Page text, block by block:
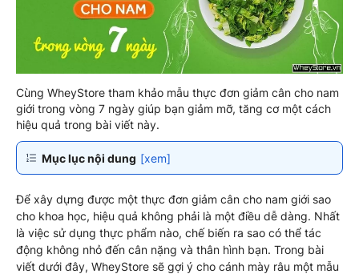
Cùng WheyStore tham khảo mẫu thực đơn giảm cân cho nam
giới trong vòng 7 ngày giúp bạn giảm mỡ, tăng cơ một cách
hiệu quả trong bài viết này.
Mục lục nội dung [xem]
Để xây dựng được một thực đơn giảm cân cho nam giới sao
cho khoa học, hiệu quả không phải là một điều dễ dàng. Nhất
là việc sử dụng thực phẩm nào, chế biến ra sao có thể tác
động không nhỏ đến cân nặng và thân hình bạn. Trong bài
viết dưới đây, WheyStore sẽ gợi ý cho cánh mày râu một mẫu